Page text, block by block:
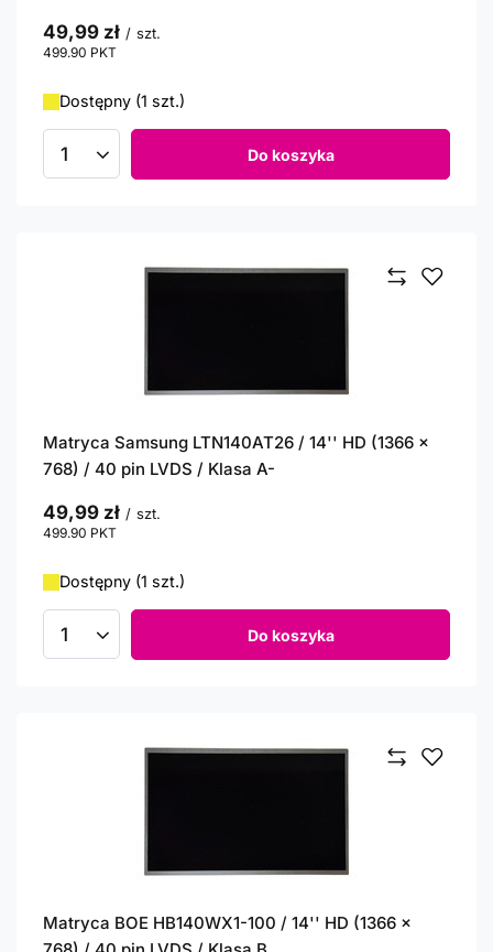
49,99 zł / szt.
499.90 PKT
Dostępny (1 szt.)
Ilość produktów Do koszyka
Matryca Samsung LTN140AT26 / 14'' HD (1366 x
768) / 40 pin LVDS / Klasa A-
49,99 zł / szt.
499.90 PKT
Dostępny (1 szt.)
Ilość produktów Do koszyka
Matryca BOE HB140WX1-100 / 14'' HD (1366 x